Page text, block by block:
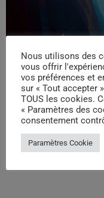
Nous utilisons des
vous offrir
vos préférences et
sur « Tout accepter
TOUS les cookies.
« Paramètres des
consentement
Paramètres Cookie